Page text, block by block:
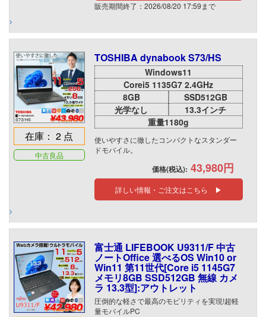
販売期間終了：2026/08/20 17:59まで
在庫： 2 点
中古良品
TOSHIBA dynabook S73/HS
Windows11
Corei5 1135G7 2.4GHz
8GB
SSD512GB
光学なし
13.3インチ
重量1180g
使いやすさに徹したコンパクトなスタンダー
ドモバイル。
価格(税込): 43,980円
詳しい情報・ご注文はこちら ▶
富士通 LIFEBOOK U9311/F 中古
ノートOffice 選べるOS Win10 or
Win11 第11世代[Core i5 1145G7
メモリ8GB SSD512GB 無線 カメ
ラ 13.3型]:アウトレット
圧倒的な軽さで最高のモビリティを実現!超軽
量モバイルPC